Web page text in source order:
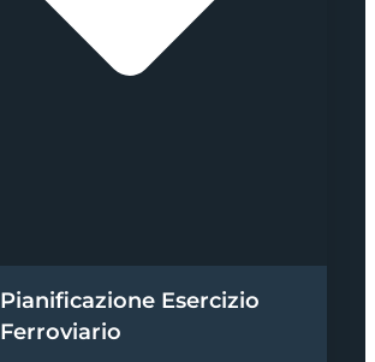
Pianificazione Esercizio
Ferroviario